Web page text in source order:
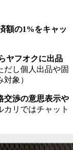
額の1%をキャッ
ヤフオクに出品
だし個人出品や固
象）
交渉の意思表示や
カリではチャット